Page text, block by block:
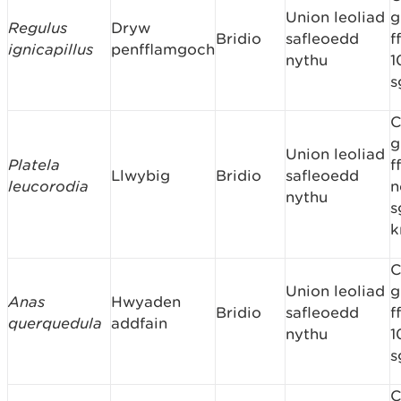
Regulus
ignicapillus
Dryw
penfflamgoch
Bridio
Union leoliad
safleoedd
nythu
Platela
leucorodia
Llwybig Bridio
Union leoliad
safleoedd
nythu
Anas
querquedula
Hwyaden
addfain
Bridio
Union leoliad
safleoedd
nythu